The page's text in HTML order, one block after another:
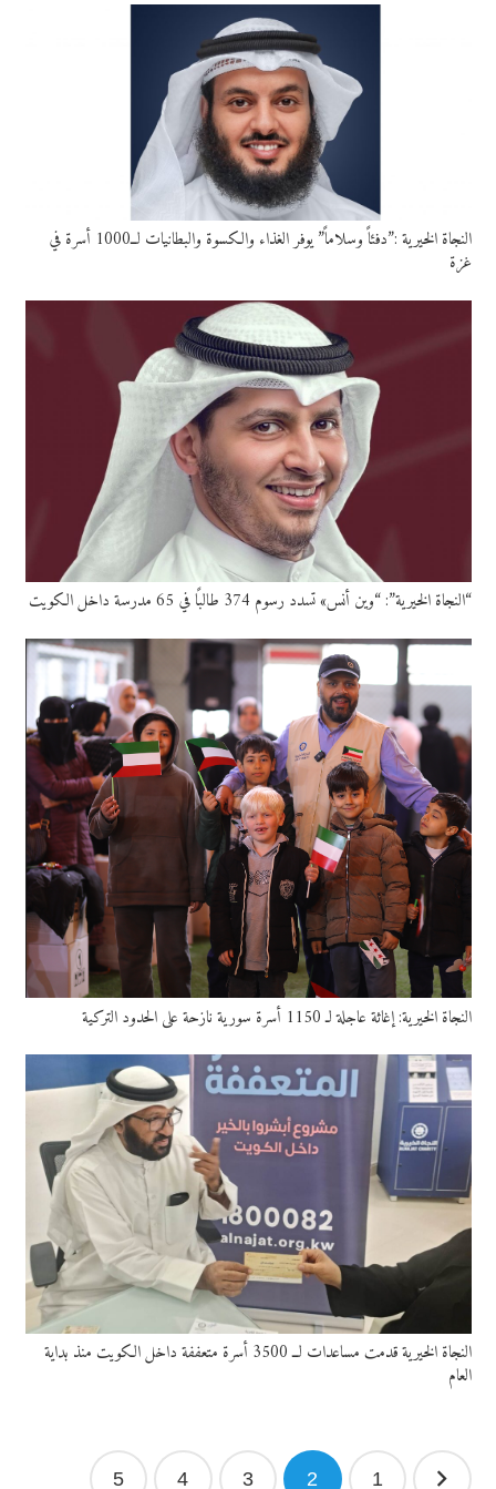
النجاة الخيرية :”دفئاً وسلاماً” يوفر الغذاء والكسوة والبطانيات لــ1000 أسرة في
غزة
“النجاة الخيرية”: “وين أنس» تسدد رسوم 374 طالبًا في 65 مدرسة داخل الكويت
النجاة الخيرية: إغاثة عاجلة لـ 1150 أسرة سورية نازحة على الحدود التركية
النجاة الخيرية قدمت مساعدات لــ 3500 أسرة متعففة داخل الكويت منذ بداية
العام
تصفّح
1
2
3
4
5